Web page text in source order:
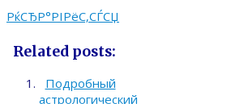
РќСЂР°РІРёС‚СЃСЏ
Related posts:
Подробный
астрологический